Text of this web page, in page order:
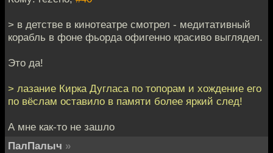
> в детстве в кинотеатре смотрел - медитативный
корабль в фоне фьорда офигенно красиво выглядел.
Это да!
> лазание Кирка Дугласа по топорам и хождение его
по вёслам оставило в памяти более яркий след!
А мне как-то не зашло
ПалПалыч »